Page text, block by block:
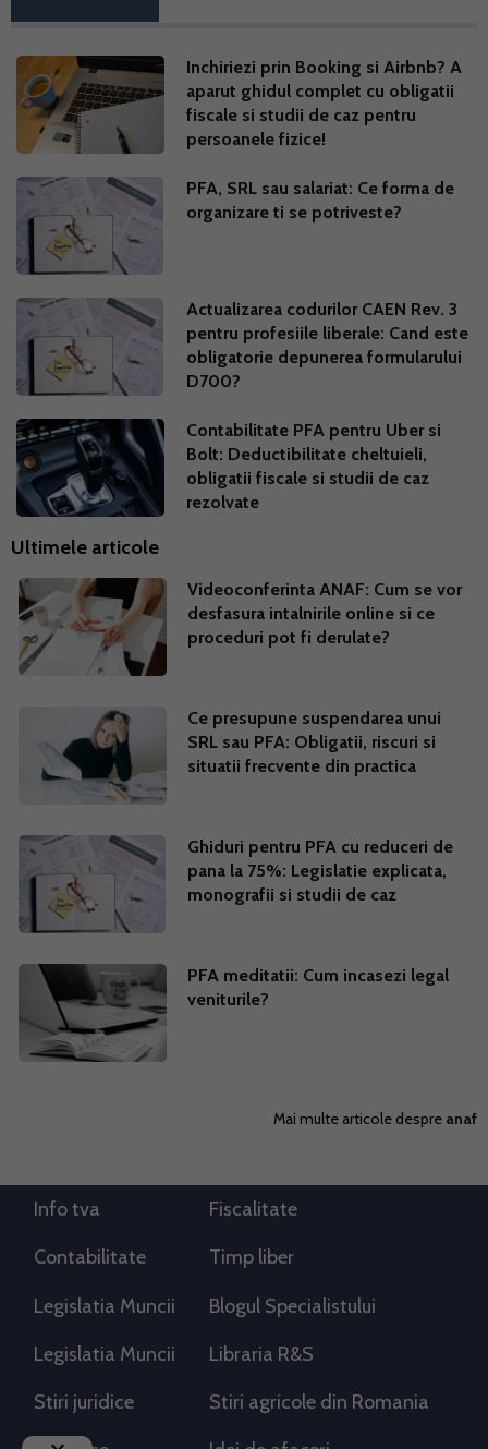
Inchiriezi prin Booking si Airbnb? A
aparut ghidul complet cu obligatii
fiscale si studii de caz pentru
persoanele fizice!
PFA, SRL sau salariat: Ce forma de
organizare ti se potriveste?
Actualizarea codurilor CAEN Rev. 3
pentru profesiile liberale: Cand este
obligatorie depunerea formularului
D700?
Contabilitate PFA pentru Uber si
Bolt: Deductibilitate cheltuieli,
obligatii fiscale si studii de caz
rezolvate
Ultimele articole
Videoconferinta ANAF: Cum se vor
desfasura intalnirile online si ce
proceduri pot fi derulate?
Ce presupune suspendarea unui
SRL sau PFA: Obligatii, riscuri si
situatii frecvente din practica
Ghiduri pentru PFA cu reduceri de
pana la 75%: Legislatie explicata,
monografii si studii de caz
PFA meditatii: Cum incasezi legal
veniturile?
Mai multe articole despre anaf
Info tva Fiscalitate
Contabilitate Timp liber
Legislatia Muncii Blogul Specialistului
Legislatia Muncii Libraria R&S
Stiri juridice Stiri agricole din Romania